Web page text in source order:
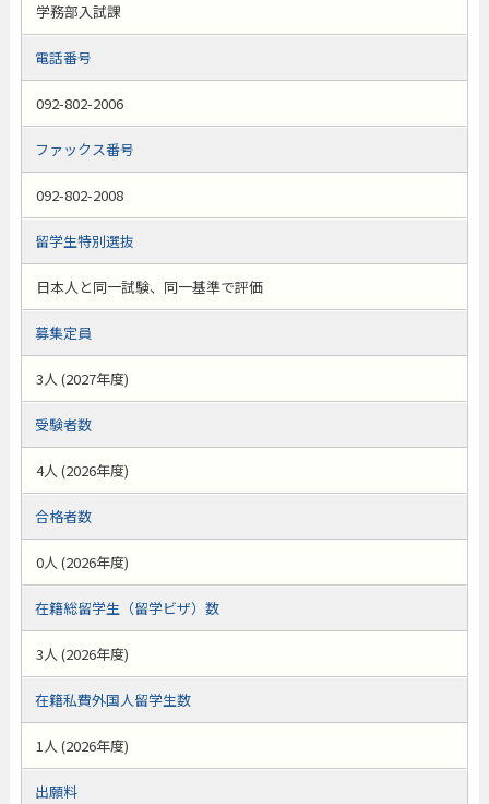
学務部入試課
電話番号
092-802-2006
ファックス番号
092-802-2008
留学生特別選抜
日本人と同一試験、同一基準で評価
募集定員
3人 (2027年度)
受験者数
4人 (2026年度)
合格者数
0人 (2026年度)
在籍総留学生（留学ビザ）数
3人 (2026年度)
在籍私費外国人留学生数
1人 (2026年度)
出願料